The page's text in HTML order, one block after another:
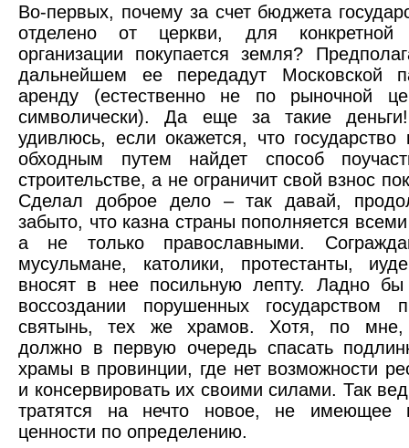
Во-первых, почему за счет бюджета
отделено от церкви, для конкретной
организации покупается земля?
дальнейшем ее передадут Московской
аренду (естественно не по рыночной
символически). Да еще за такие
удивлюсь, если окажется, что государство
обходным путем найдет способ
строительстве, а не ограничит свой взнос
Сделал доброе дело – так давай,
забыто, что казна страны пополняется
а не только православными.
мусульмане, католики, протестанты,
вносят в нее посильную лепту. Ладно
воссоздании порушенных государством
святынь, тех же храмов. Хотя, по мне,
должно в первую очередь спасать
храмы в провинции, где нет возможности
и консервировать их своими силами. Так
тратятся на нечто новое, не имеющее
ценности по определению.